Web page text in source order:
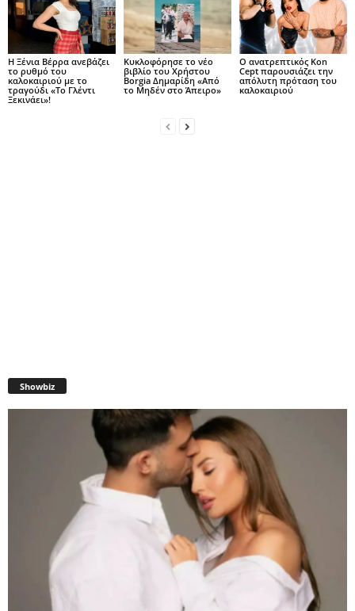
Η Ξένια Βέρρα ανεβάζει
το ρυθμό του
καλοκαιριού με το
τραγούδι «Το Γλέντι
Ξεκινάει»!
Κυκλοφόρησε το νέο
βιβλίο του Χρήστου
Borgia Δημαρίδη «Από
το Μηδέν στο Άπειρο»
Ο ανατρεπτικός Kon
Cept παρουσιάζει την
απόλυτη πρόταση του
καλοκαιριού
Showbiz